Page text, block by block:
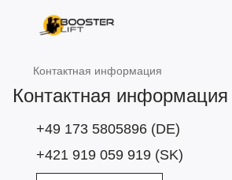
Контактная информация
Контактная информация
+49 173 5805896 (DE)
+421 919 059 919 (SK)